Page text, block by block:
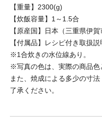
【重量】2300(g)
【炊飯容量】1～1.5合
【原産国】日本（三重県伊賀
【付属品】レシピ付き取扱説
※1合炊きの水位線あり。
※写真の色は、実際の商品色
また、焼成による多少の寸
了承ください。